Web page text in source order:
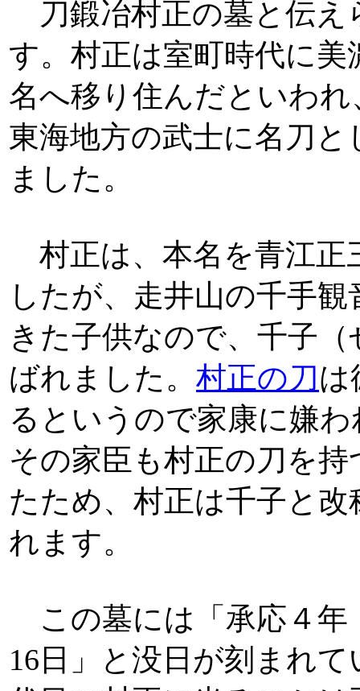
刀鍛冶村正の墓と伝え
す。村正は室町時代に美
名へ移り住んだといわれ
東海地方の武士に名刀と
ました。
村正は、本名を青江正
したが、走井山の千手
きた子供なので、千子
ばれました。 村正の刀は
るというので家康に嫌
その家臣も村正の刀を
たため、村正は千子と
れます。
この墓には「承応４年
16日」と没日が刻まれ